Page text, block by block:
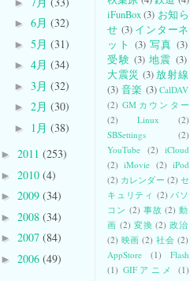
► 6月 (32)
► 5月 (31)
► 4月 (34)
► 3月 (32)
► 2月 (30)
► 1月 (38)
► 2011 (253)
► 2010 (4)
► 2009 (34)
► 2008 (34)
► 2007 (84)
► 2006 (49)
iFunBox (3) お知ら
せ (3) インターネ
ット (3) 写真 (3)
受験 (3) 地震 (3)
大震災 (3) 放射線
(3) 音楽 (3) CalDAV
(2) GMカウンター
(2)
Linux
(2)
SBSettings
(2)
YouTube (2) iCloud
(2) iMovie (2) iPod
(2) カレンダー (2) セ
キュリティ (2) パソ
コン (2) 事故 (2) 動
画 (2) 変換 (2) 政治
(2) 映画 (2) 社会 (2)
AppStore
(1)
Flash
(1) GIFアニメ
(1)